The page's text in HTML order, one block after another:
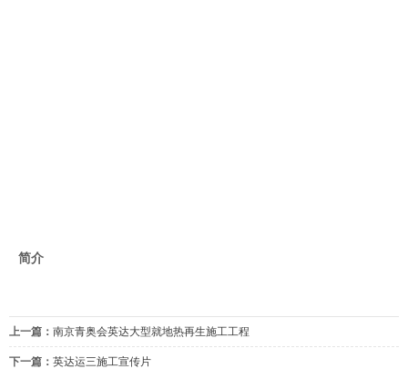
简介
上一篇： 南京青奥会英达大型就地热再生施工工程
下一篇： 英达运三施工宣传片